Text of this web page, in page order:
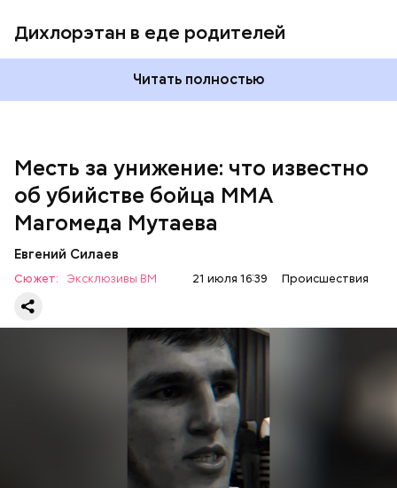
Дихлорэтан в еде родителей
Читать полностью
Месть за унижение: что известно
об убийстве бойца ММА
Магомеда Мутаева
Евгений Силаев
Сюжет: Эксклюзивы ВМ 21 июля 16:39 Происшествия
двум статьям: «Убийство» и «Незаконный оборот
оружия». Расследование уголовного дела
контроль
России Александр Бастрыкин.
Республике Дагестан.